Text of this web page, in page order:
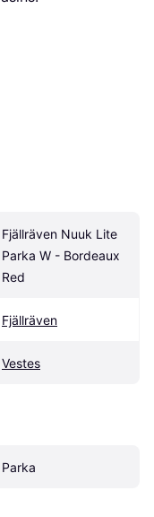
Fjällräven Nuuk Lite
Parka W - Bordeaux
Red
Fjällräven
Vestes
Parka